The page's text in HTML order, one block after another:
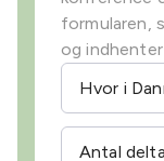
formularen,
og